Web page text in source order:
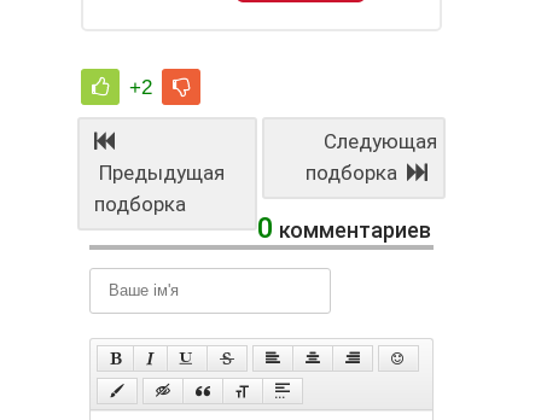
+2
Предыдущая
подборка
Следующая
подборка
0 комментариев